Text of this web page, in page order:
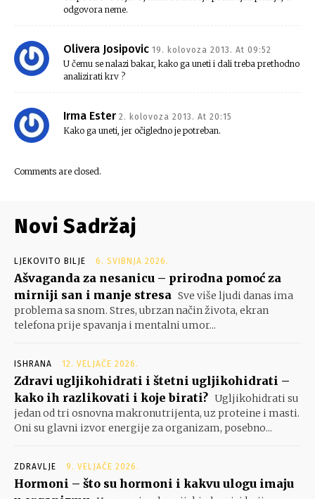
odgovora neme.
Olivera Josipovic 19. kolovoza 2013. At 09:52
U čemu se nalazi bakar, kako ga uneti i dali treba prethodno
analizirati krv ?
Irma Ester 2. kolovoza 2013. At 20:15
Kako ga uneti, jer očigledno je potreban.
Comments are closed.
Novi Sadržaj
LJEKOVITO BILJE 6. SVIBNJA 2026.
Ašvaganda za nesanicu – prirodna pomoć za
mirniji san i manje stresa Sve više ljudi danas ima
problema sa snom. Stres, ubrzan način života, ekran
telefona prije spavanja i mentalni umor...
ISHRANA 12. VELJAČE 2026.
Zdravi ugljikohidrati i štetni ugljikohidrati –
kako ih razlikovati i koje birati? Ugljikohidrati su
jedan od tri osnovna makronutrijenta, uz proteine i masti.
Oni su glavni izvor energije za organizam, posebno...
ZDRAVLJE 9. VELJAČE 2026.
Hormoni – što su hormoni i kakvu ulogu imaju